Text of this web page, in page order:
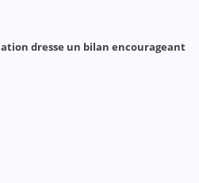
dresse un bilan encourageant